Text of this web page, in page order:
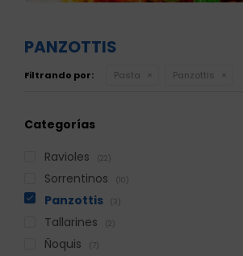
PANZOTTIS
Filtrando por: Pasta Panzottis
Categorías
Ravioles
(22)
Sorrentinos (10)
Panzottis (3)
Tallarines (2)
Ñoquis (7)